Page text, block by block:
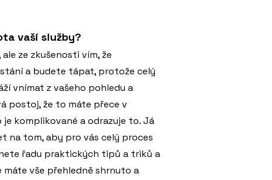
vaší služby?
ze zkušenosti vím, že
a budete tápat, protože celý
vnímat z vašeho pohledu a
postoj, že to máte přece v
komplikované a odrazuje to. Já
na tom, aby pro vás celý proces
řadu praktických tipů a triků a
vše přehledně shrnuto a